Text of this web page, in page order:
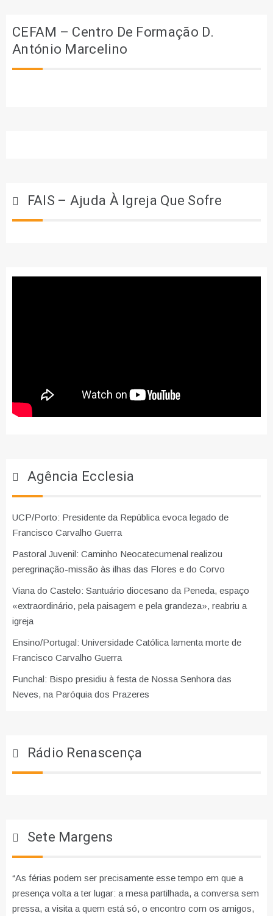
CEFAM – Centro De Formação D.
António Marcelino
FAIS – Ajuda À Igreja Que Sofre
Agência Ecclesia
UCP/Porto: Presidente da República evoca legado de
Francisco Carvalho Guerra
Pastoral Juvenil: Caminho Neocatecumenal realizou
peregrinação-missão às ilhas das Flores e do Corvo
Viana do Castelo: Santuário diocesano da Peneda, espaço
«extraordinário, pela paisagem e pela grandeza», reabriu a
igreja
Ensino/Portugal: Universidade Católica lamenta morte de
Francisco Carvalho Guerra
Funchal: Bispo presidiu à festa de Nossa Senhora das
Neves, na Paróquia dos Prazeres
Rádio Renascença
Sete Margens
“As férias podem ser precisamente esse tempo em que a
presença volta a ter lugar: a mesa partilhada, a conversa sem
pressa, a visita a quem está só, o encontro com os amigos,